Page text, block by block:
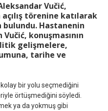
Vučić,
törenine katılarak
bulundu. Hastanenin
konuşmasının
gelişmelere,
tarihe ve
kolay bir yolu seçmediğini
örtüşmediğini söyledi.
ya da yokmuş gibi